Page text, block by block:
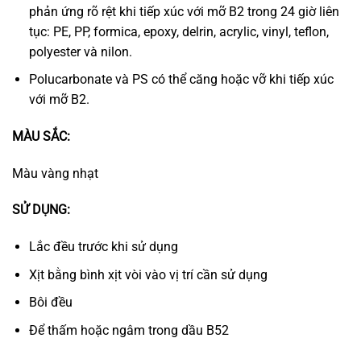
phản ứng rõ rệt khi tiếp xúc với mỡ B2 trong 24 giờ liên
tục: PE, PP, formica, epoxy, delrin, acrylic, vinyl, teflon,
polyester và nilon.
Polucarbonate và PS có thể căng hoặc vỡ khi tiếp xúc
với mỡ B2.
MÀU SẮC:
Màu vàng nhạt
SỬ DỤNG:
Lắc đều trước khi sử dụng
Xịt bằng bình xịt vòi vào vị trí cần sử dụng
Bôi đều
Để thấm hoặc ngâm trong dầu B52